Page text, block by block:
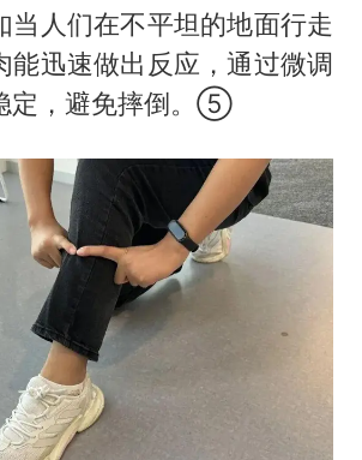
当人们在不平坦的地面行走
能迅速做出反应，通过微调
定，避免摔倒。⑤